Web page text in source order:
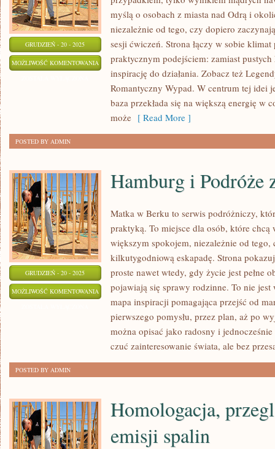
GRUDZIEŃ - 20 - 2025
MOŻLIWOŚĆ KOMENTOWANIA SZLAKI
WODNE
ŚWIDWIN
myślą o osobach z miasta nad Odrą i
niezależnie od tego, czy dopiero
sesji ćwiczeń. Strona łączy w sobie
praktycznym podejściem: zamiast pustych
inspirację do działania. Zobacz też
Romantyczny Wypad. W centrum tej idei
baza przekłada się na większą energię w
może [ Read More ]
POSTED BY ADMIN
GRUDZIEŃ - 20 - 2025
MOŻLIWOŚĆ KOMENTOWANIA HAMBURG
PODRÓŻE
DZIECKIEM
Hamburg i Podróże
Matka w Berku to serwis podróżniczy,
praktyką. To miejsce dla osób, które
większym spokojem, niezależnie od
kilkutygodniową eskapadę. Strona
proste nawet wtedy, gdy życie jest pełne
pojawiają się sprawy rodzinne. To nie
mapa inspiracji pomagająca przejść od
pierwszego pomysłu, przez plan, aż po
można opisać jako radosny i
czuć zainteresowanie świata, ale bez
POSTED BY ADMIN
Homologacja,
emisji spalin